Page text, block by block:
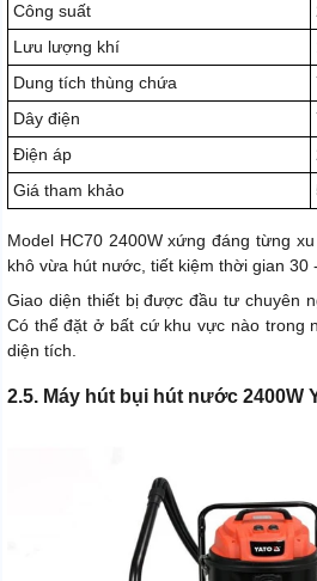
Công suất
Lưu lượng khí
Dung tích thùng chứa
Dây điện
Điện áp
Giá tham khảo
Model HC70 2400W xứng đáng từng
khô vừa hút nước, tiết kiệm thời gian 30
Giao diện thiết bị được đầu tư chuyên
Có thể đặt ở bất cứ khu vực nào trong
diện tích.
2.5. Máy hút bụi hút nước 2400W